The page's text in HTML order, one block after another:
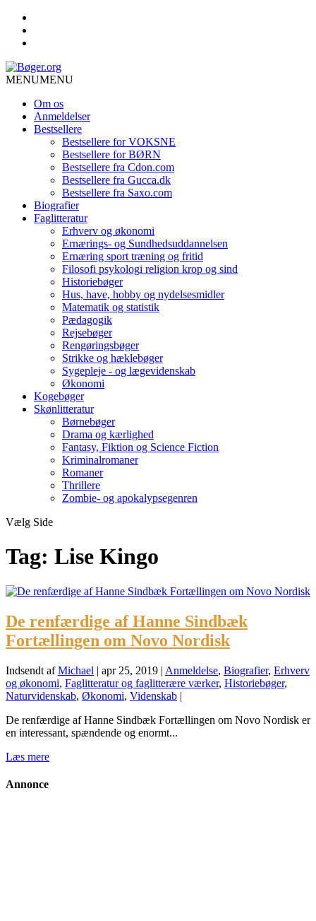
MENUMENU
Om os
Anmeldelser
Bestsellere
Bestsellere for VOKSNE
Bestsellere for BØRN
Bestsellere fra Cdon.com
Bestsellere fra Gucca.dk
Bestsellere fra Saxo.com
Biografier
Faglitteratur
Erhverv og økonomi
Ernærings- og Sundhedsuddannelsen
Ernæring sport træning og fritid
Filosofi psykologi religion krop og sind
Historiebøger
Hus, have, hobby og nydelsesmidler
Matematik og statistik
Pædagogik
Rejsebøger
Rengøringsbøger
Strikke og hæklebøger
Sygepleje - og lægevidenskab
Økonomi
Kogebøger
Skønlitteratur
Børnebøger
Drama og kærlighed
Fantasy, Fiktion og Science Fiction
Kriminalromaner
Romaner
Thrillere
Zombie- og apokalypsegenren
Vælg Side
Tag: Lise Kingo
De renfærdige af Hanne Sindbæk
Fortællingen om Novo Nordisk
Indsendt afMichael | apr 25, 2019 | Anmeldelse, Biografier, Erhverv
og økonomi, Faglitteratur og faglitterære værker, Historiebøger,
Naturvidenskab, Økonomi, Videnskab |
De renfærdige af Hanne Sindbæk Fortællingen om Novo Nordisk er
en interessant, spændende og enormt...
Læs mere
Annonce